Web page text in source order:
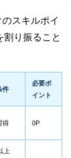
スキルポイ
割り振ること
件
必要ポ
イント
得 0P
上